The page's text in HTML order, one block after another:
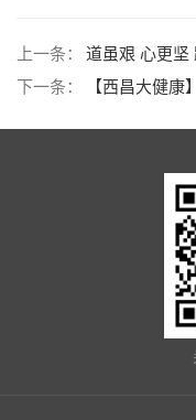
上一条：
道虽艰 心更坚
下一条：
【西昌大健